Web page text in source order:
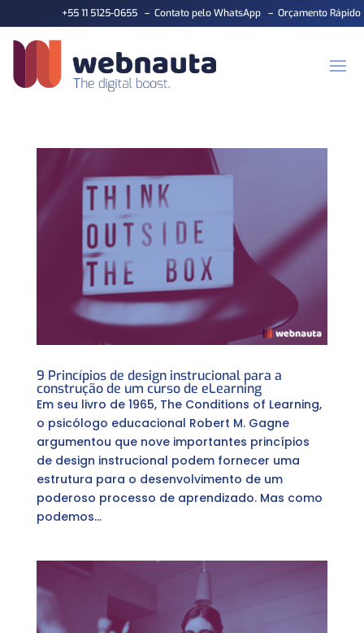
+55 11 5125-0655– Contato pelo WhatsApp– Orçamento Rápido
9 Princípios de design instrucional para a
construção de um curso de eLearning
Em seu livro de 1965, The Conditions of Learning,
o psicólogo educacional Robert M. Gagne
argumentou que nove importantes princípios
de design instrucional podem fornecer uma
estrutura para o desenvolvimento de um
poderoso processo de aprendizado. Mas como
podemos...